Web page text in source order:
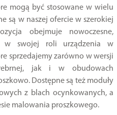
mogą być stosowane w wielu
są w naszej ofercie w szerokiej
obejmuje nowoczesne,
w swojej roli urządzenia w
sprzedajemy zarówno w wersji
jak i w obudowach
Dostępne są też moduły
z blach ocynkowanych, a
malowania proszkowego.